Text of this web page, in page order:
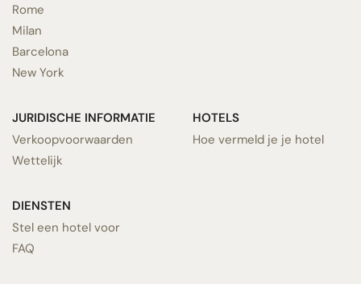
Rome
Milan
Barcelona
New York
JURIDISCHE INFORMATIE
Verkoopvoorwaarden
Wettelijk
DIENSTEN
Stel een hotel voor
FAQ
HOTELS
Hoe vermeld je je hotel